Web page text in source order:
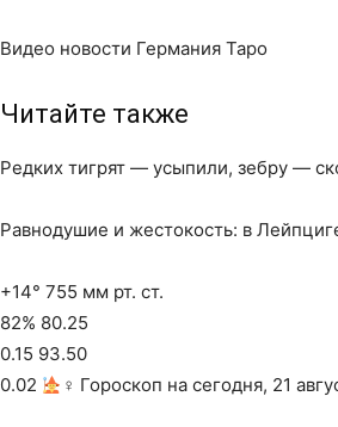
Видео новости Германия Таро
Читайте также
Редких тигрят — усыпили, зебру —
Равнодушие и жестокость: в
+14° 755 мм рт. ст.
82% 80.25
0.15 93.50
0.02
‍♀ Гороскоп на сегодня, 21